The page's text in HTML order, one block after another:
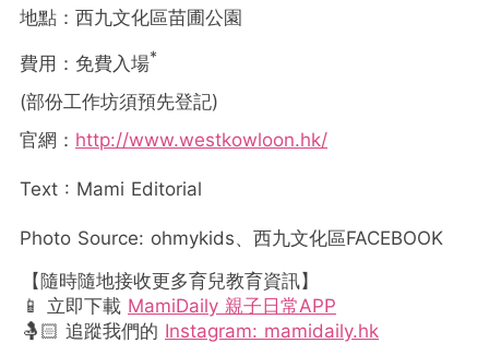
地點：西九文化區苗圃公園
費用：免費入場*
(部份工作坊須預先登記)
官網： http://www.westkowloon.hk/
Text : Mami Editorial
Photo Source: ohmykids、西九文化區FACEBOOK
【隨時隨地接收更多育兒教育資訊】
📱 立即下載 MamiDaily 親子日常APP
🤱🏻 追蹤我們的 Instagram: mamidaily.hk